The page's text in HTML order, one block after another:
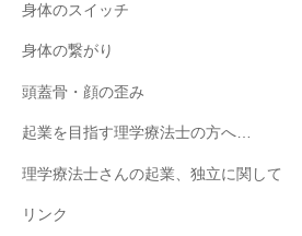
身体のスイッチ
身体の繋がり
頭蓋骨・顔の歪み
起業を目指す理学療法士の方へ…
理学療法士さんの起業、独立に関して
リンク